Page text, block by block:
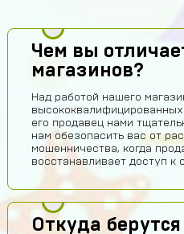
Чем вы
магазинов?
Над работой нашего
его продавец нами
нам обезопасить вас от
мошенничества, когда
восстанавливает доступ к
Откуда